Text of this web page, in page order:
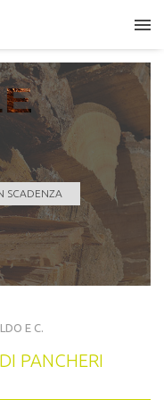
SCADENZA
11:00:00
E C.
PANCHERI